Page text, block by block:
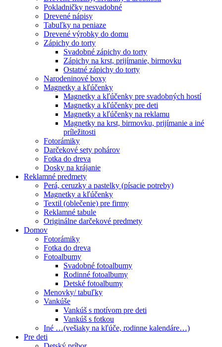
Pokladničky nesvadobné
Drevené nápisy
Tabuľky na peniaze
Drevené výrobky do domu
Zápichy do torty
Svadobné zápichy do torty
Zápichy na krst, prijímanie, birmovku
Ostatné zápichy do torty
Narodeninové boxy
Magnetky a kľúčenky
Magnetky a kľúčenky pre svadobných hostí
Magnetky a kľúčenky pre deti
Magnetky a kľúčenky na reklamu
Magnetky na krst, birmovku, prijímanie a iné
príležitosti
Fotorámiky
Darčekové sety pohárov
Fotka do dreva
Dosky na krájanie
Reklamné predmety
Perá, ceruzky a pastelky (písacie potreby)
Magnetky a kľúčenky
Textil (oblečenie) pre firmy
Reklamné tabule
Originálne darčekové predmety
Domov
Fotorámiky
Fotka do dreva
Fotoalbumy
Svadobné fotoalbumy
Rodinné fotoalbumy
Detské fotoalbumy
Menovky/ tabuľky
Vankúše
Vankúš s motívom pre deti
Vankúš s fotkou
Iné …(vešiaky na kľúče, rodinne kalendáre…)
Pre deti